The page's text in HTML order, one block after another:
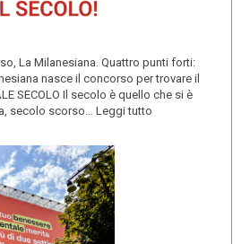
La Milanesiana. Quattro punti forti:
nasce il concorso per trovare il
SECOLO Il secolo è quello che si è
secolo scorso… Leggi tutto